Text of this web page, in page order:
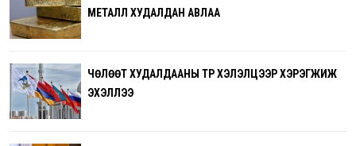
МЕТАЛЛ ХУДАЛДАН АВЛАА
ЧӨЛӨӨТ ХУДАЛДААНЫ ТҮР ХЭЛЭЛЦЭЭР ХЭРЭГЖИЖ
ЭХЭЛЛЭЭ